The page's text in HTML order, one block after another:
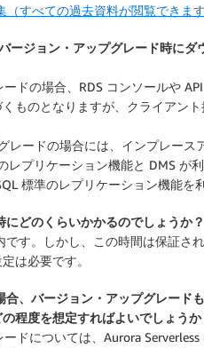
すべての過去資料が閲覧できます
ージョン・アップグレード時に
ドの場合、RDS コンソールや
ものとなりますが、クライアン
レードの場合には、インプレー
レプリケーション機能と DMS が
標準のレプリケーション機能を
にどのくらいかかるのでしょうか？
す。しかし、この時間は保証さ
は必要です。
合、バージョン・アップグレード
程度を想定すればよいでしょうか
ドについては、Aurora